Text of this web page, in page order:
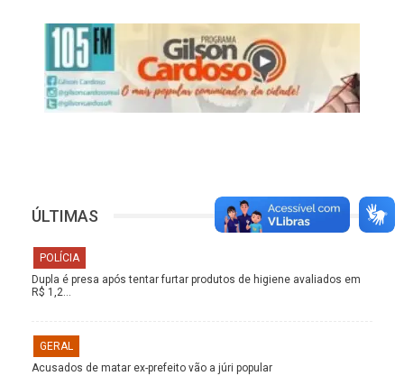
ÚLTIMAS
POLÍCIA
Dupla é presa após tentar furtar produtos de higiene avaliados em
R$ 1,2…
GERAL
Acusados de matar ex-prefeito vão a júri popular